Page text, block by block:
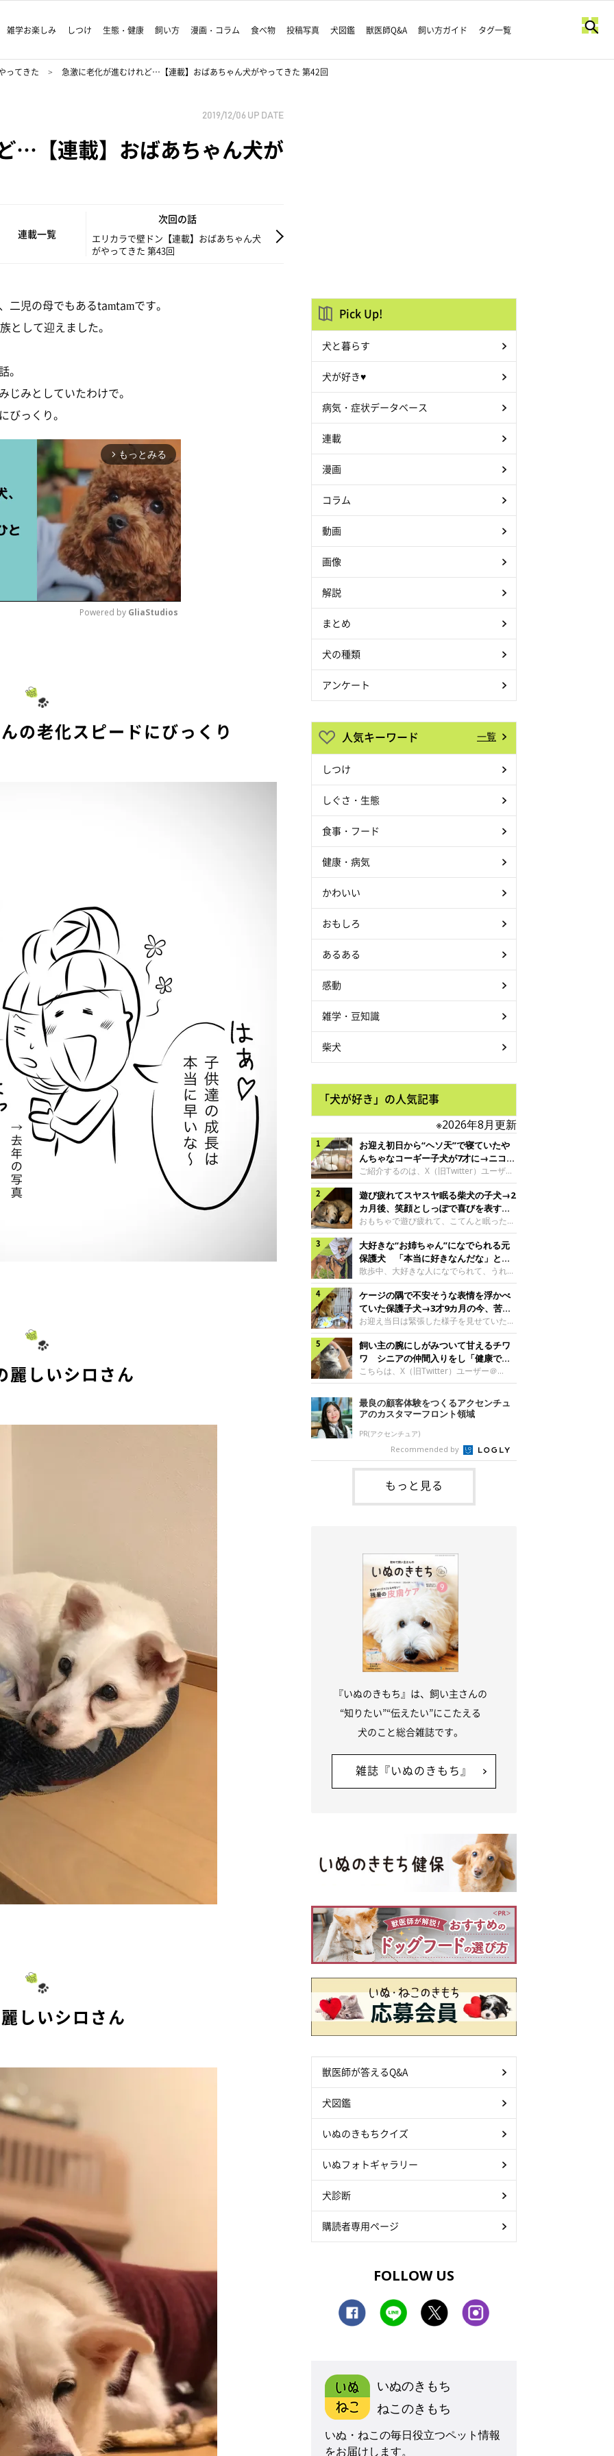
雑学お楽しみ しつけ 生態・健康 飼い方 漫画・コラム 食べ物 投稿写真 犬図鑑 獣医師Q&A 飼い方ガイド タグ一覧
ってきた 急激に老化が進むけれど…【連載】おばあちゃん犬がやってきた 第42回
2019/12/06 UP DATE
…【連載】おばあちゃん犬が
連載一覧
次回の話
エリカラで壁ドン【連載】おばあちゃん犬
がやってきた 第43回
児の母でもあるtamtamです。
として迎えました。
。
みとしていたわけで。
びっくり。
arrow_forward_ios もっとみる
Powered by GliaStudios
の老化スピードにびっくり
麗しいシロさん
しいシロさん
Pick Up!
犬と暮らす
犬が好き♥
病気・症状データベース
連載
漫画
コラム
動画
画像
解説
まとめ
犬の種類
アンケート
人気キーワード 一覧
しつけ
しぐさ・生態
食事・フード
健康・病気
かわいい
おもしろ
あるある
感動
雑学・豆知識
柴犬
「犬が好き」の人気記事
※2026年8月更新
お迎え初日から“ヘソ天”で寝ていたや
んちゃなコーギー子犬が7才に→ニコニ
コ“コーギースマイル”が魅力のコに成
長！
ご紹介するのは、X（旧Twitter）ユーザー
＠Kus1oKg2vsgdWS2さんの愛犬でウェル
シュ・コーギー・ペンブロークの神楽ちゃ
ん。今年の8月で7才になるという神楽ちゃ
んですが、いったいどんな子犬時代を過ご
したのでしょうか。今回は、神楽ちゃんの
成長を飼い主さんと振り返ります！神楽ち
ゃんの成長について聞いた！お迎えから数
日後の神楽ちゃん（撮影時生後2カ月）＠
Kus1oKg2vsgdWS2――お迎え当初の神楽
ちゃんの様子について教えてください。飼
い主さん： 「お迎え当日から“ヘソ天”で寝
るようなコでし
遊び疲れてスヤスヤ眠る柴犬の子犬→2
カ月後、笑顔としっぽで喜びを表すコ
に成長！
おもちゃで遊び疲れて、こてんと眠った子
犬。あれから2カ月、表情や行動にさまざ
まな変化が見られるようになりました。遊
び疲れて眠る生後2カ月のなっちゃん遊び
疲れた様子のなっちゃん。@Pkndg_紹介
するのは、X（旧Twitter）ユーザー
@Pkndg_さんの愛犬・なっちゃん（取材
時、生後4カ月／柴犬）。こちらの写真
は、なっちゃんが生後2カ月のころに撮影
された一枚です。この日、なっちゃんは家
族と一緒におもちゃで遊んでいました。た
くさん遊んで疲れたのか、その後は眠り始
めたそうです。眠るなっちゃん。
@Pkndg_
大好きな“お姉ちゃん”になでられる元
保護犬 「本当に好きなんだな」と感
じる表情にほっこり
散歩中、大好きな人になでられて、うれし
そうな表情を見せる元保護犬。甘えるよう
な姿に、見ているこちらまでほっこりしま
す。大好きな“お姉ちゃん”に甘える小次郎
くん妹さんになでてもらい、うれしそうな
表情を見せる小次郎くん（2026年6月撮
影）。@mika_Jimmy紹介するのは、X（旧
Twitter）ユーザー@mika_Jimmyさんの愛
犬・小次郎くん（撮影時5才）。こちら
は、飼い主さんの妹さんと一緒に散歩をし
日、飼い主さんは実家から自宅へ帰る途
中、妹さんと公園で待ち合わせ
ケージの隅で不安そうな表情を浮かべ
ていた保護子犬→3才9カ月の今、苦手
を克服し頼もしいコに成長！
お迎え当日は緊張した様子を見せていた元
野犬の保護子犬。あれから約3年半、苦手
だったことを一つひとつ克服し、家族に寄
り添う姿を見せています。お迎え当日、ケ
ージの隅で不安そうにお迎え当日のシルビ
アちゃん。@nemonemotos今回紹介する
のは、X（旧Twitter）ユーザー
@nemonemotosさんの愛犬・シルビアち
ゃん（撮影当時、生後推定2カ月）。飼い
主さんが「#最初に撮った一枚」として投
稿した写真には、ケージの隅で不安そうな
表情を浮かべるシルビアちゃんの姿が写っ
ていました。こちらは、保護犬だったシル
飼い主の腕にしがみついて甘えるチワ
ワ シニアの仲間入りをし「健康で穏
やかな暮らしが続いてほしい」と願う
こちらは、X（旧Twitter）ユーザー＠
kotubusuke617さんが投稿した写真。写
っているのは、愛犬でチワワのつぶしゃん
（本名：こつぶちゃん）です。飼い主さん
の腕にしがみつくつぶしゃん（撮影時6
才）＠kotubusuke617撮影当時の状況に
ついて伺うと、飼い主さんはこう教えてく
れました。飼い主さん： 「ある休日のこ
とです。私がソファに座った途端にひざの
上にのってきたので、そのままなでながら
テレビを見ていたのですが、微動だにしな
いので気になって見てみると、腕にしがみ
最良の顧客体験をつくるアクセンチュ
アのカスタマーフロント領域
PR(アクセンチュア)
Recommended by
もっと見る
『いぬのきもち』は、飼い主さんの
“知りたい”“伝えたい”にこたえる
犬のこと総合雑誌です。
雑誌『いぬのきもち』
獣医師が答えるQ&A
犬図鑑
いぬのきもちクイズ
いぬフォトギャラリー
犬診断
購読者専用ページ
FOLLOW US
いぬのきもち
ねこのきもち
いぬ・ねこの毎日役立つペット情報
をお届けします。